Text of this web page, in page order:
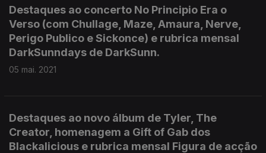
Destaques ao concerto No Principio Era o
Verso (com Chullage, Maze, Amaura, Nerve,
Perigo Publico e Sickonce) e rubrica mensal
DarkSunndays de DarkSunn.
05 mai. 2021
Destaques ao novo álbum de Tyler, The
Creator, homenagem a Gift of Gab dos
Blackalicious e rubrica mensal Figura de acção